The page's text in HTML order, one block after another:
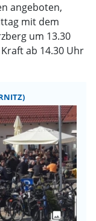
angeboten,
mit dem
um 13.30
ab 14.30 Uhr